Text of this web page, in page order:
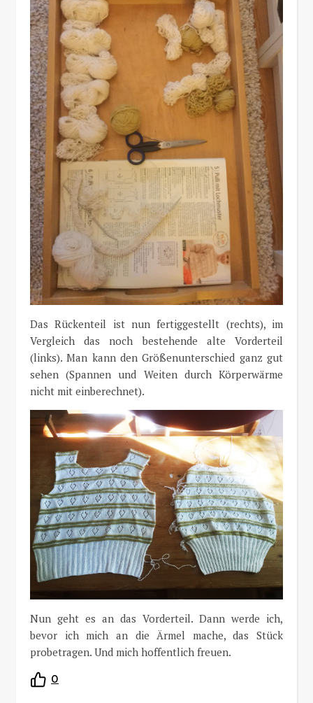
Das Rückenteil ist nun fertiggestellt (rechts), im
Vergleich das noch bestehende alte Vorderteil
(links). Man kann den Größenunterschied ganz gut
sehen (Spannen und Weiten durch Körperwärme
nicht mit einberechnet).
Nun geht es an das Vorderteil. Dann werde ich,
bevor ich mich an die Ärmel mache, das Stück
probetragen. Und mich hoffentlich freuen.
0